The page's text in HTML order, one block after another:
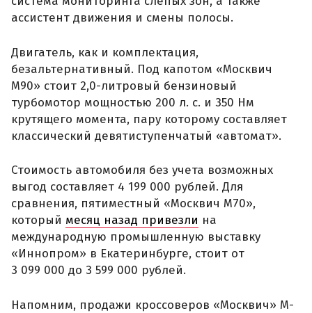
ассистент движения и смены полосы.
Двигатель, как и комплектация,
безальтернативный. Под капотом «Москвич
М90» стоит 2,0-литровый бензиновый
турбомотор мощностью 200 л. с. и 350 Нм
крутящего момента, пару которому составляет
классический девятиступенчатый «автомат».
Стоимость автомобиля без учета возможных
выгод составляет 4 199 000 рублей. Для
сравнения, пятиместный «Москвич М70»,
который месяц назад привезли на
международную промышленную выставку
«Иннопром» в Екатеринбурге, стоит от
3 099 000 до 3 599 000 рублей.
Напомним, продажи кроссоверов «Москвич» М-